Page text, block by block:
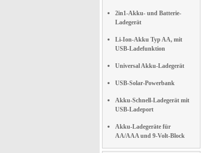
2in1-Akku- und Batterie-
Ladegerät
Li-Ion-Akku Typ AA, mit
USB-Ladefunktion
Universal Akku-Ladegerät
USB-Solar-Powerbank
Akku-Schnell-Ladegerät mit
USB-Ladeport
Akku-Ladegeräte für
AA/AAA und 9-Volt-Block